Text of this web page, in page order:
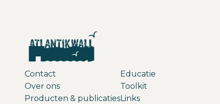
Contact
Over ons
Producten & publicaties
Educatie
Toolkit
Links